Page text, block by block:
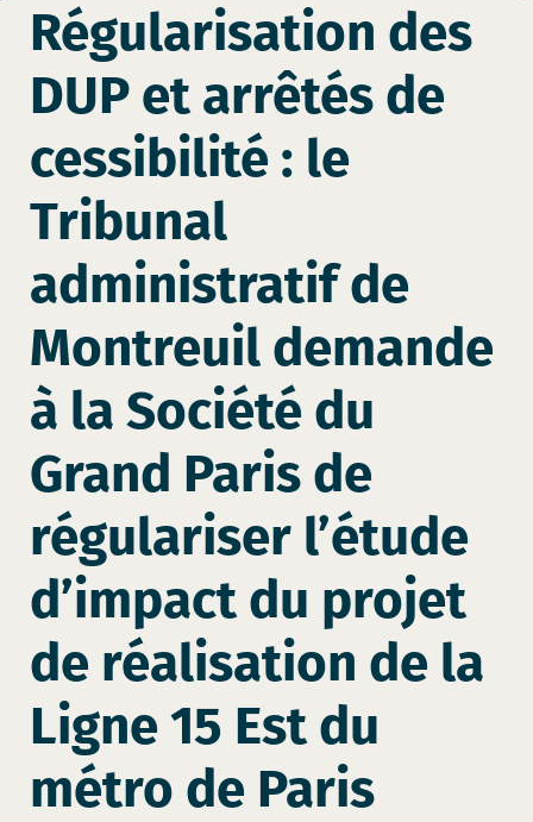
Régularisation des
DUP et arrêtés de
cessibilité : le
Tribunal
administratif de
Montreuil demande
à la Société du
Grand Paris de
régulariser l’étude
d’impact du projet
de réalisation de la
Ligne 15 Est du
métro de Paris